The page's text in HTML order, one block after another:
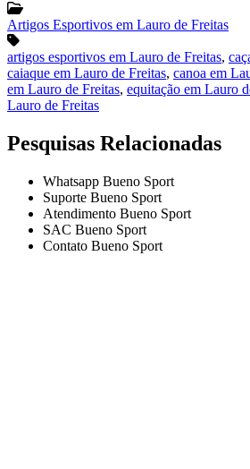
Artigos Esportivos em Lauro de Freitas
artigos esportivos em Lauro de Freitas,
caiaque em Lauro de Freitas, canoa em
em Lauro de Freitas, equitação em Lauro
Lauro de Freitas
Pesquisas Relacionadas
Whatsapp Bueno Sport
Suporte Bueno Sport
Atendimento Bueno Sport
SAC Bueno Sport
Contato Bueno Sport